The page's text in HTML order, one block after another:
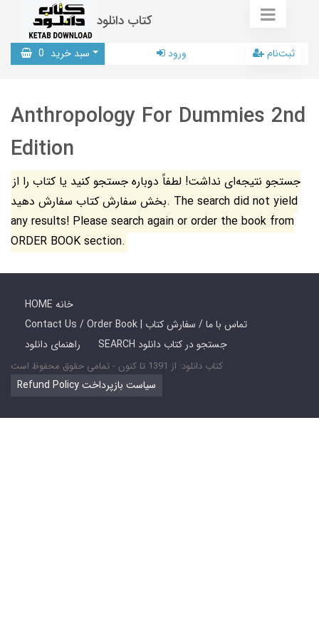
کتاب دانلود
سبد خرید 0 ورود ثبت‌نام
Anthropology For Dummies 2nd
Edition
جستجو نتیجه‌ای نداشت! لطفاً دوباره جستجو کنید یا کتاب را از
بخش سفارش کتاب سفارش دهید. The search did not yield
any results! Please search again or order the book from
ORDER BOOK section.
HOME خانه
Contact Us / Order Book | تماس با ما / سفارش کتاب
راهنمای دانلود
SEARCH جستجو در کتاب دانلود
کتاب دانلود: از 1391 تا کنون - تمامی حقوق محفوظ است
Refund Policy سیاست بازپرداخت